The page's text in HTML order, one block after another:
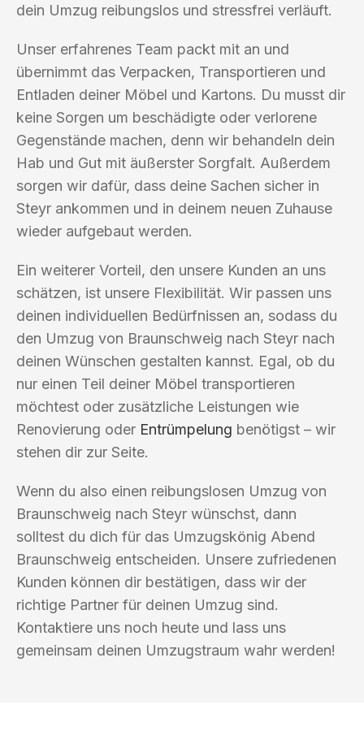
dein Umzug reibungslos und stressfrei verläuft.
Unser erfahrenes Team packt mit an und
übernimmt das Verpacken, Transportieren und
Entladen deiner Möbel und Kartons. Du musst dir
keine Sorgen um beschädigte oder verlorene
Gegenstände machen, denn wir behandeln dein
Hab und Gut mit äußerster Sorgfalt. Außerdem
sorgen wir dafür, dass deine Sachen sicher in
Steyr ankommen und in deinem neuen Zuhause
wieder aufgebaut werden.
Ein weiterer Vorteil, den unsere Kunden an uns
schätzen, ist unsere Flexibilität. Wir passen uns
deinen individuellen Bedürfnissen an, sodass du
den Umzug von Braunschweig nach Steyr nach
deinen Wünschen gestalten kannst. Egal, ob du
nur einen Teil deiner Möbel transportieren
möchtest oder zusätzliche Leistungen wie
Renovierung oder Entrümpelung benötigst – wir
stehen dir zur Seite.
Wenn du also einen reibungslosen Umzug von
Braunschweig nach Steyr wünschst, dann
solltest du dich für das Umzugskönig Abend
Braunschweig entscheiden. Unsere zufriedenen
Kunden können dir bestätigen, dass wir der
richtige Partner für deinen Umzug sind.
Kontaktiere uns noch heute und lass uns
gemeinsam deinen Umzugstraum wahr werden!